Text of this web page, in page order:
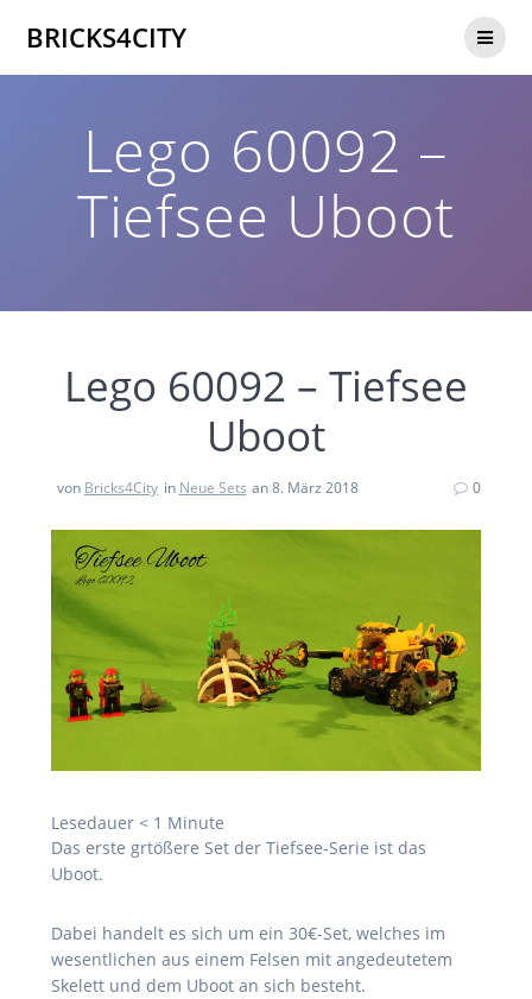
BRICKS4CITY
Lego 60092 –
Tiefsee Uboot
Lego 60092 – Tiefsee
Uboot
von Bricks4City in Neue Sets an 8. März 2018 0
Lesedauer < 1 Minute
Das erste grtößere Set der Tiefsee-Serie ist das
Uboot.
Dabei handelt es sich um ein 30€-Set, welches im
wesentlichen aus einem Felsen mit angedeutetem
Skelett und dem Uboot an sich besteht.